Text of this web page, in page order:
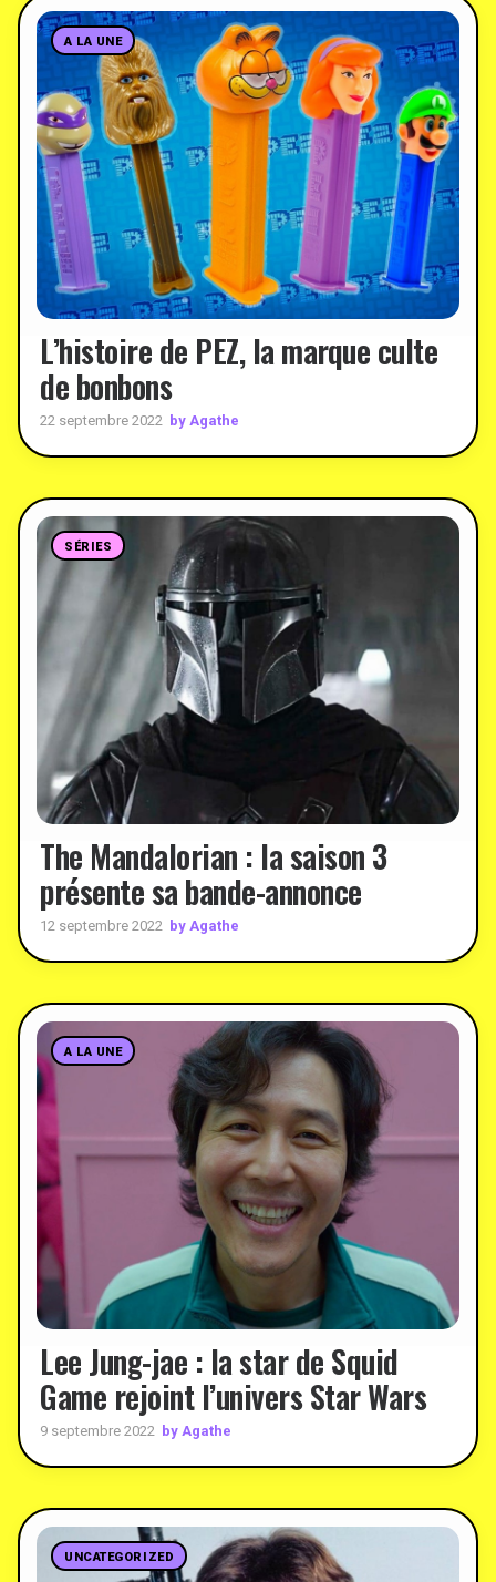
A LA UNE
L’histoire de PEZ, la marque culte
de bonbons
22 septembre 2022 by Agathe
SÉRIES
The Mandalorian : la saison 3
présente sa bande-annonce
12 septembre 2022 by Agathe
A LA UNE
Lee Jung-jae : la star de Squid
Game rejoint l’univers Star Wars
9 septembre 2022 by Agathe
UNCATEGORIZED